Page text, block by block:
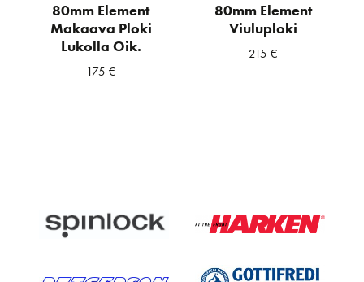
80mm Element
Makaava Ploki
Lukolla Oik.
175 €
80mm Element
Viuluploki
215 €